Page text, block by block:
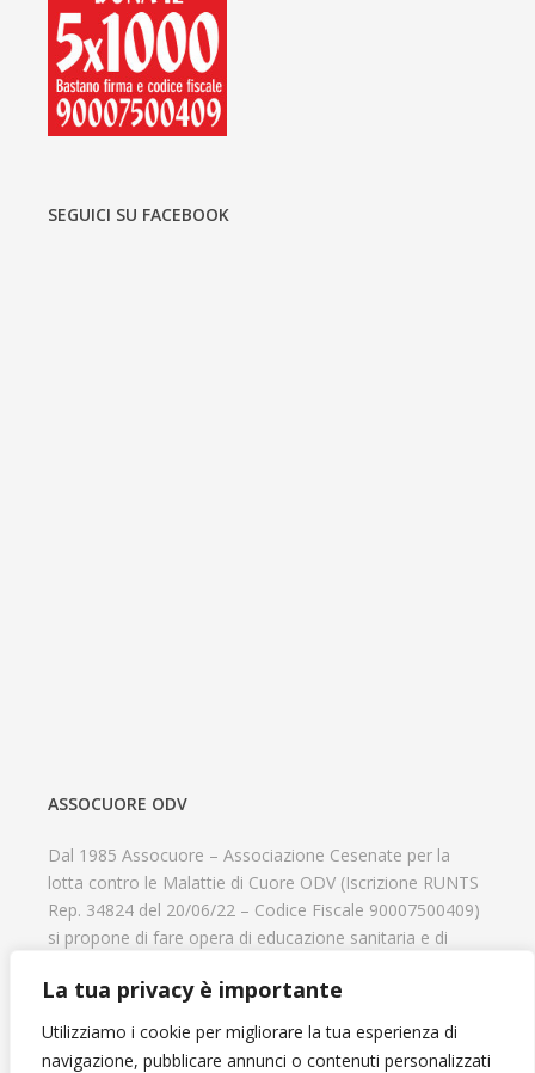
La tua privacy è importante
Utilizziamo i cookie per migliorare la tua esperienza di
navigazione, pubblicare annunci o contenuti personalizzati
SEGUICI SU FACEBOOK
ASSOCUORE ODV
Dal 1985 Assocuore – Associazione Cesenate per la
lotta contro le Malattie di Cuore ODV (Iscrizione RUNTS
Rep. 34824 del 20/06/22 – Codice Fiscale 90007500409)
si propone di fare opera di educazione sanitaria e di
psicofisico di tutti coloro che hanno un problema